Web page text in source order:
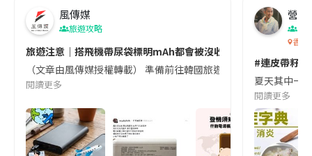
風傳媒
旅遊攻略
旅遊注意｜搭飛機帶尿袋標明mAh都會被沒收😱出發前切記檢查
（文章由風傳媒授權轉載） 準備前往韓國旅遊的民眾，近期要
閱讀更多
營養
香港
#連皮帶籽
夏天其中一
閱讀更多